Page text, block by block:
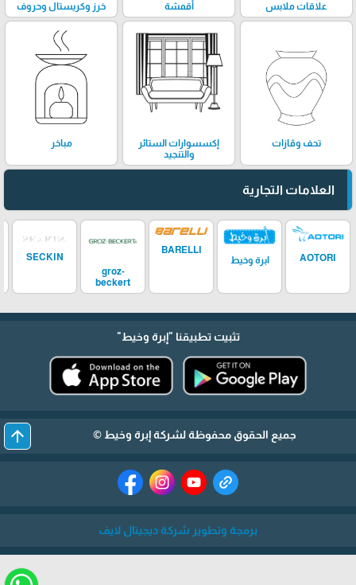
علاقات ملابس أقمشة خرز وكريستال وحروف
تحف وڤازات
إكسسوارات الستائر
والتنجيد
مباخر
العلامات التجارية
AOTORI ابرة وخيط
BARELLI
groz-
beckert
SECKIN
تثبيت تطبيقنا "إبرة وخيط"
جميع الحقوق محفوظة لشركة إبرة وخيط © arrow_upward
برمجة وتطوير شركة ديجيتال لايف